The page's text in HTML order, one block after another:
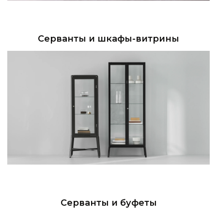
Серванты и шкафы-витрины
Серванты и буфеты